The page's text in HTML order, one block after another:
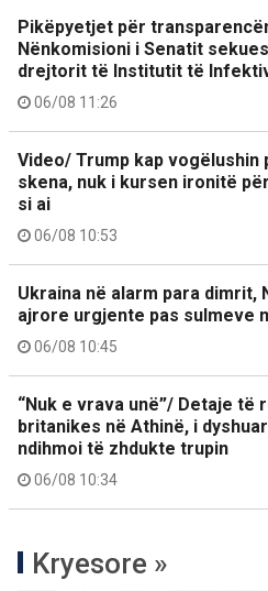
Pikëpyetjet për
Nënkomisioni i Senatit
drejtorit të Institutit të
06/08 11:26
Video/ Trump kap vogëlushin
skena, nuk i kursen ironitë
si ai
06/08 10:53
Ukraina në alarm para dimrit,
ajrore urgjente pas sulmeve
06/08 10:45
“Nuk e vrava unë”/ Detaje të
britanikes në Athinë, i
ndihmoi të zhdukte trupin
06/08 10:34
Kryesore »